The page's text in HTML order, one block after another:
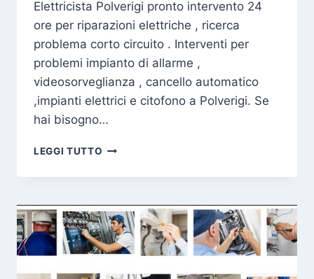
Elettricista Polverigi pronto intervento 24
ore per riparazioni elettriche , ricerca
problema corto circuito . Interventi per
problemi impianto di allarme ,
videosorveglianza , cancello automatico
,impianti elettrici e citofono a Polverigi. Se
hai bisogno…
LEGGI TUTTO ELETTRICISTA